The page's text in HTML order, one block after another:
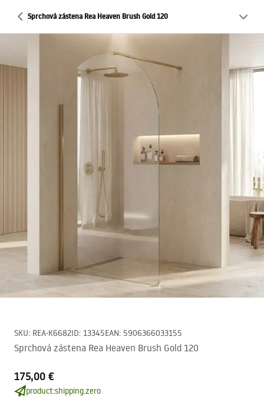
Sprchová zástena Rea Heaven Brush Gold 120
SKU: REA-K6682ID: 13345EAN: 5906366033155
Sprchová zástena Rea Heaven Brush Gold 120
175,00 €
product:shipping.zero